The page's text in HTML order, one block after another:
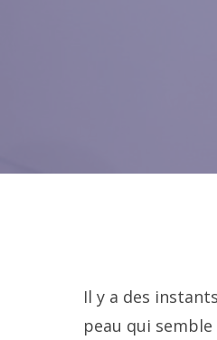
Il y a des
peau qui